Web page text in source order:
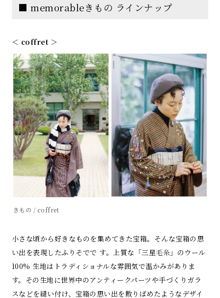
■ memorableきもの ラインナップ
＜ coffret ＞
きもの / coffret
小さな頃から好きなものを集めてきた宝箱。そんな宝箱の思
い出を表現したふりそでで す。上質な「三星毛糸」のウール
100% 生地はトラディショナルな雰囲気で温かみがありま
す。その生地に世界中のアンティークパーツや手づくりガラ
スなどを縫い付け、宝箱の思い出を散りばめたようなデザイ